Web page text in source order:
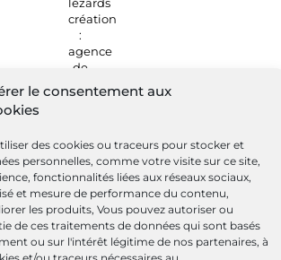
le consentement aux
des cookies ou traceurs pour stocker et
personnelles, comme votre visite sur ce site,
fonctionnalités liées aux réseaux sociaux,
et mesure de performance du contenu,
les produits, Vous pouvez autoriser ou
de ces traitements de données qui sont basés
ou sur l'intérêt légitime de nos partenaires, à
réalisé par LézardsCréation